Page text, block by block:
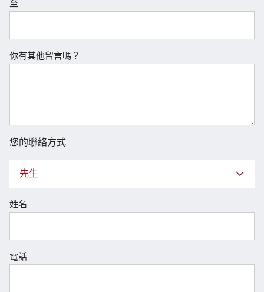
至
你有其他留言嗎？
您的聯絡方式
先生
姓名
電話